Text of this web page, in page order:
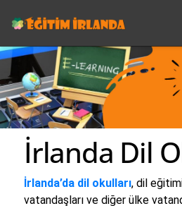
İrlanda Dil
İrlanda’da dil okulları, dil
vatandaşları ve diğer ülke